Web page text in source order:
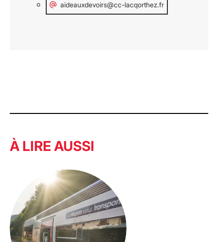
aideauxdevoirs@cc-lacqorthez.fr
À LIRE AUSSI